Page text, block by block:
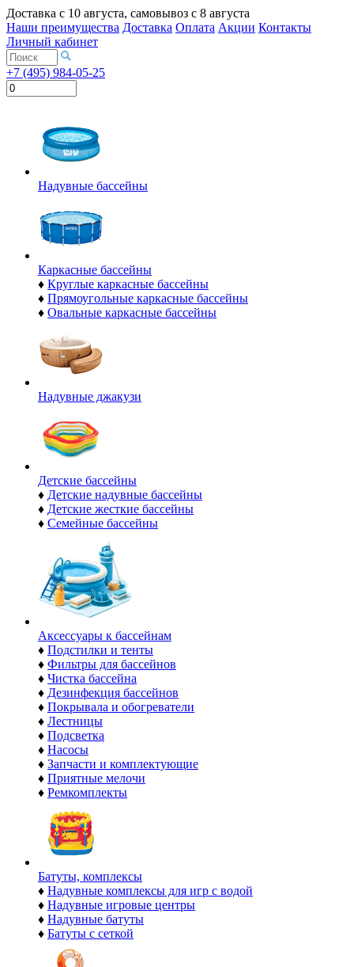
Доставка с 10 августа, самовывоз с 8 августа
Наши преимущества Доставка Оплата Акции Контакты
Личный кабинет
+7 (495) 984-05-25
Надувные бассейны
Каркасные бассейны
♦ Круглые каркасные бассейны
♦ Прямоугольные каркасные бассейны
♦ Овальные каркасные бассейны
Надувные джакузи
Детские бассейны
♦ Детские надувные бассейны
♦ Детские жесткие бассейны
♦ Семейные бассейны
Аксессуары к бассейнам
♦ Подстилки и тенты
♦ Фильтры для бассейнов
♦ Чистка бассейна
♦ Дезинфекция бассейнов
♦ Покрывала и обогреватели
♦ Лестницы
♦ Подсветка
♦ Насосы
♦ Запчасти и комплектующие
♦ Приятные мелочи
♦ Ремкомплекты
Батуты, комплексы
♦ Надувные комплексы для игр с водой
♦ Надувные игровые центры
♦ Надувные батуты
♦ Батуты с сеткой